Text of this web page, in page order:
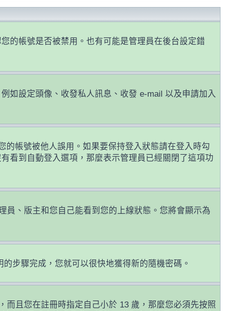
的帳號是否被禁用。也有可能是管理員在後台設定錯
如設定頭像、收發私人訊息、收發 e-mail 以及申請加入
帳號被他人誤用。如果要保持登入狀態請在登入時勾
看到自動登入選項，那麼表示管理員已經關閉了這項功
員、版主和您自己能看到您的上線狀態。您將會顯示為
的步驟完成，您就可以很快地獲得新的隨機密碼。
而且您在註冊時指定自己小於 13 歲，那麼您必須先按照